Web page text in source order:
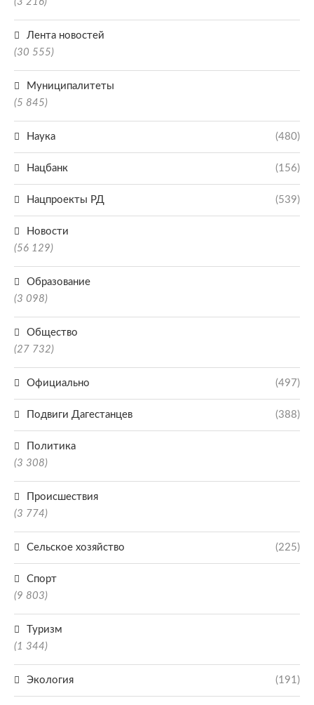
Лента новостей
(30 555)
Муниципалитеты
(5 845)
Наука (480)
Нацбанк (156)
Нацпроекты РД (539)
Новости
(56 129)
Образование
(3 098)
Общество
(27 732)
Официально (497)
Подвиги Дагестанцев (388)
Политика
(3 308)
Происшествия
(3 774)
Сельское хозяйство (225)
Спорт
(9 803)
Туризм
(1 344)
Экология (191)